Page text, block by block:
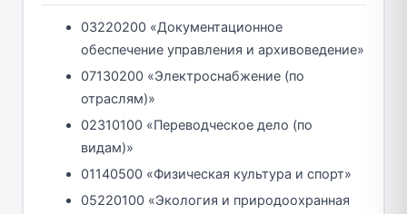
03220200 «Документационное
обеспечение управления и архивоведение»
07130200 «Электроснабжение (по
отраслям)»
02310100 «Переводческое дело (по
видам)»
01140500 «Физическая культура и спорт»
05220100 «Экология и природоохранная